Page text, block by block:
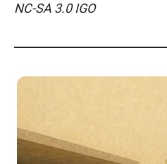
NC-SA 3.0 IGO